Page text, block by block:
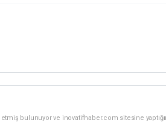
etmiş bulunuyor ve inovatifhaber.com sitesine